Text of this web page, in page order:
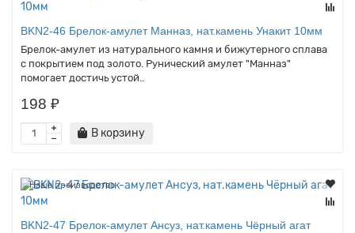
BKN2-46 Брелок-амулет Манназ, нат.камень Унакит 10мм
Брелок-амулет из натурального камня и бижутерного сплава
с покрытием под золото. Рунический амулет "Манназ"
помогает достичь устой..
198 ₽
В корзину
Наше производство
BKN2-47 Брелок-амулет Ансуз, нат.камень Чёрный агат